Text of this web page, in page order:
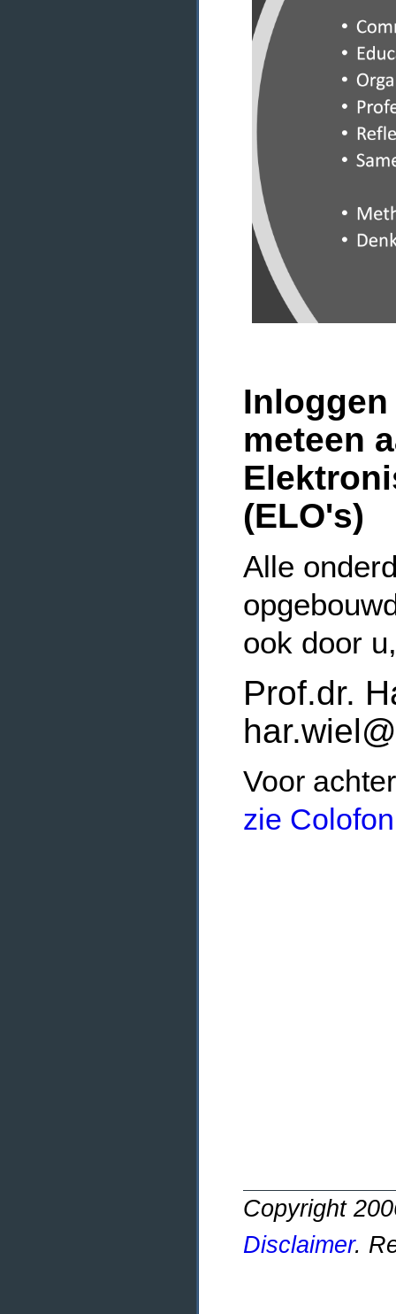
meteen
(ELO's)
Alle
ook door
Prof.dr.
Voor
zie Colofon
Copyright
Disclaimer.